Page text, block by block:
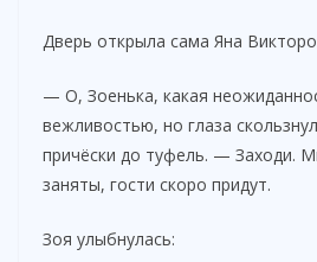
V
i
d
Дверь открыла сама Яна
— О, Зоенька, какая
вежливостью, но глаза
причёски до туфель. — Заходи.
заняты, гости скоро придут.
Зоя улыбнулась: